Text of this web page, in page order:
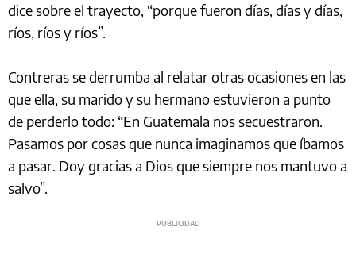
dice sobre el trayecto, “porque fueron días, días y días,
ríos, ríos y ríos”.
Contreras se derrumba al relatar otras ocasiones en las
que ella, su marido y su hermano estuvieron a punto
de perderlo todo: “En Guatemala nos secuestraron.
Pasamos por cosas que nunca imaginamos que íbamos
a pasar. Doy gracias a Dios que siempre nos mantuvo a
salvo”.